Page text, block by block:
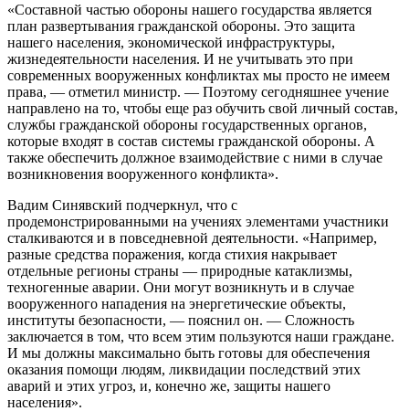
«Составной частью обороны нашего государства является
план развертывания гражданской обороны. Это защита
нашего населения, экономической инфраструктуры,
жизнедеятельности населения. И не учитывать это при
современных вооруженных конфликтах мы просто не имеем
права, — отметил министр. — Поэтому сегодняшнее учение
направлено на то, чтобы еще раз обучить свой личный состав,
службы гражданской обороны государственных органов,
которые входят в состав системы гражданской обороны. А
также обеспечить должное взаимодействие с ними в случае
возникновения вооруженного конфликта».
Вадим Синявский подчеркнул, что с
продемонстрированными на учениях элементами участники
сталкиваются и в повседневной деятельности. «Например,
разные средства поражения, когда стихия накрывает
отдельные регионы страны — природные катаклизмы,
техногенные аварии. Они могут возникнуть и в случае
вооруженного нападения на энергетические объекты,
институты безопасности, — пояснил он. — Сложность
заключается в том, что всем этим пользуются наши граждане.
И мы должны максимально быть готовы для обеспечения
оказания помощи людям, ликвидации последствий этих
аварий и этих угроз, и, конечно же, защиты нашего
населения».